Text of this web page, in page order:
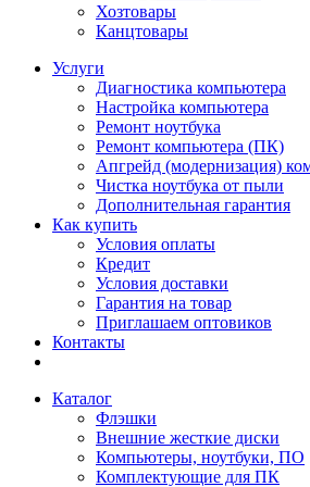
Хозтовары
Канцтовары
Услуги
Диагностика компьютера
Настройка компьютера
Ремонт ноутбука
Ремонт компьютера (ПК)
Апгрейд (модернизация)
Чистка ноутбука от пыли
Дополнительная гарантия
Как купить
Условия оплаты
Кредит
Условия доставки
Гарантия на товар
Приглашаем оптовиков
Контакты
Каталог
Флэшки
Внешние жесткие диски
Компьютеры, ноутбуки, ПО
Комплектующие для ПК